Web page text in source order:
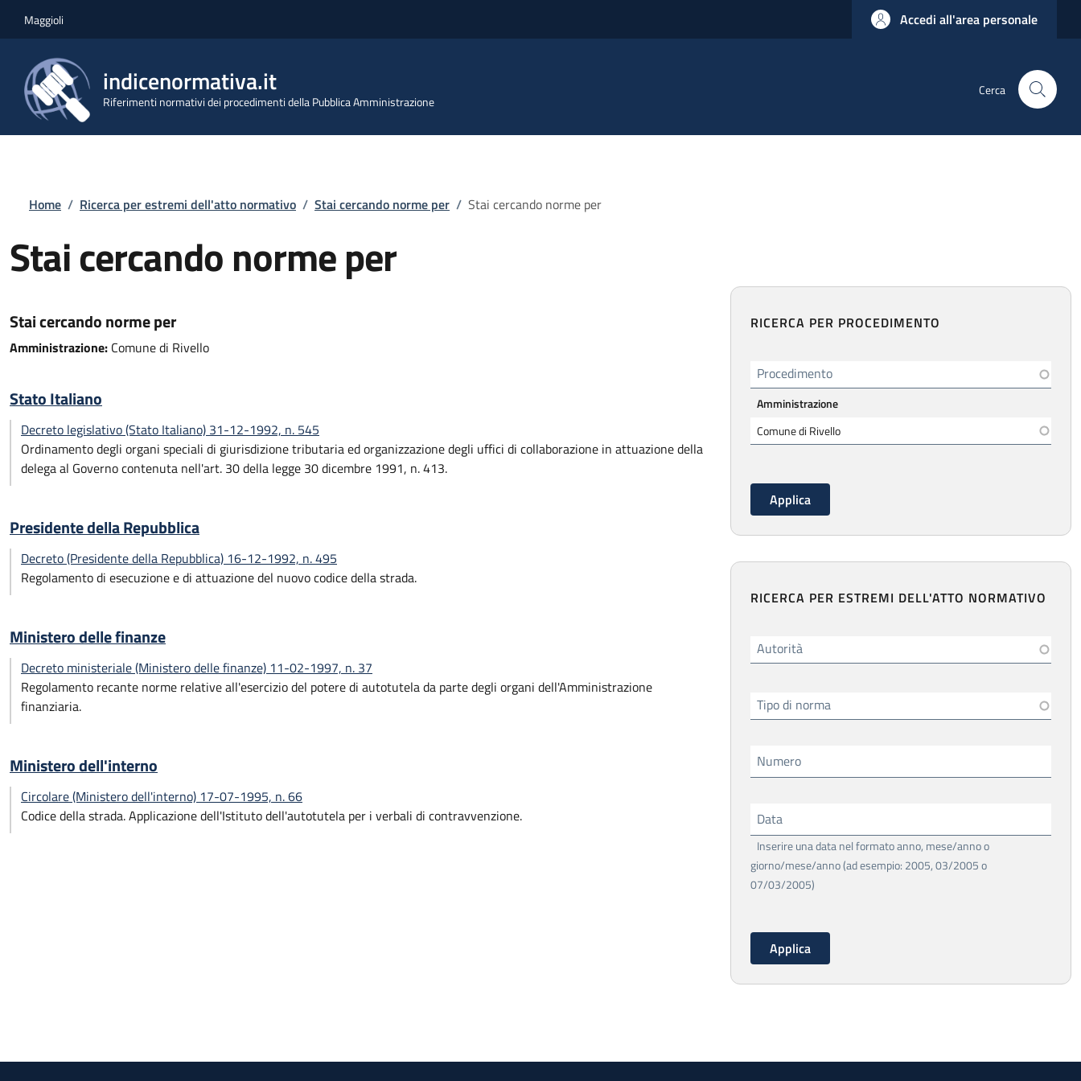
Maggioli Accedi all'area personale
indicenormativa.it
Riferimenti normativi dei procedimenti della Pubblica Amministrazione
Cerca
Briciole di pane
Home / Ricerca per estremi dell'atto normativo / Stai cercando norme per / Stai cercando norme per
Stai cercando norme per
Stai cercando norme per
Amministrazione: Comune di Rivello
Stato Italiano
Decreto legislativo (Stato Italiano) 31-12-1992, n. 545
Ordinamento degli organi speciali di giurisdizione tributaria ed organizzazione degli uffici di collaborazione in attuazione della
delega al Governo contenuta nell'art. 30 della legge 30 dicembre 1991, n. 413.
Presidente della Repubblica
Decreto (Presidente della Repubblica) 16-12-1992, n. 495
Regolamento di esecuzione e di attuazione del nuovo codice della strada.
Ministero delle finanze
Decreto ministeriale (Ministero delle finanze) 11-02-1997, n. 37
Regolamento recante norme relative all'esercizio del potere di autotutela da parte degli organi dell'Amministrazione
finanziaria.
Ministero dell'interno
Circolare (Ministero dell'interno) 17-07-1995, n. 66
Codice della strada. Applicazione dell'Istituto dell'autotutela per i verbali di contravvenzione.
RICERCA PER PROCEDIMENTO
Procedimento
Amministrazione
RICERCA PER ESTREMI DELL'ATTO NORMATIVO
Autorità
Tipo di norma
Numero
Data
Inserire una data nel formato anno, mese/anno o
giorno/mese/anno (ad esempio: 2005, 03/2005 o
07/03/2005)